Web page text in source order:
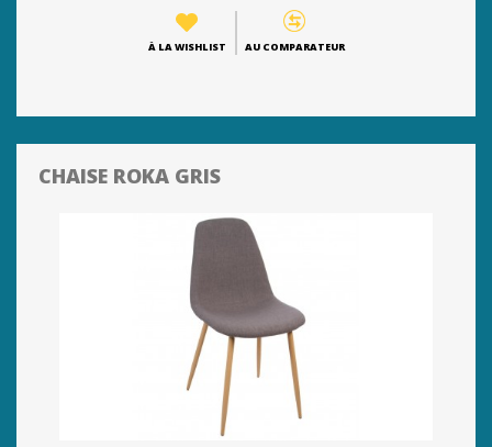
À LA WISHLIST AU COMPARATEUR
CHAISE ROKA GRIS